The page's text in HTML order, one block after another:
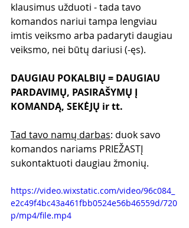
klausimus užduoti - tada tavo
komandos nariui tampa lengviau
imtis veiksmo arba padaryti daugiau
veiksmo, nei būtų dariusi (-ęs).
DAUGIAU POKALBIŲ = DAUGIAU
PARDAVIMŲ, PASIRAŠYMŲ Į
KOMANDĄ, SEKĖJŲ ir tt.
Tad tavo namų darbas: duok savo
komandos nariams PRIEŽASTĮ
sukontaktuoti daugiau žmonių.
https://video.wixstatic.com/video/96c084_
e2c49f4bc43a461fbb0524e56b46559d/720
p/mp4/file.mp4